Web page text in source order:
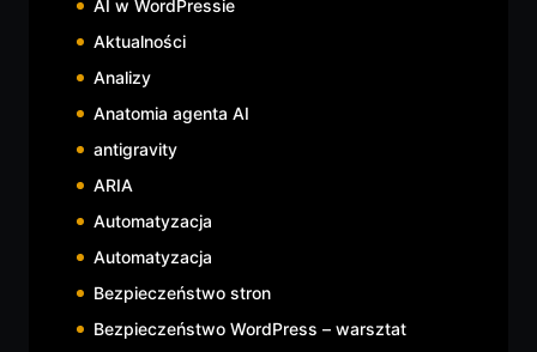
AI w WordPressie
Aktualności
Analizy
Anatomia agenta AI
antigravity
ARIA
Automatyzacja
Automatyzacja
Bezpieczeństwo stron
Bezpieczeństwo WordPress – warsztat